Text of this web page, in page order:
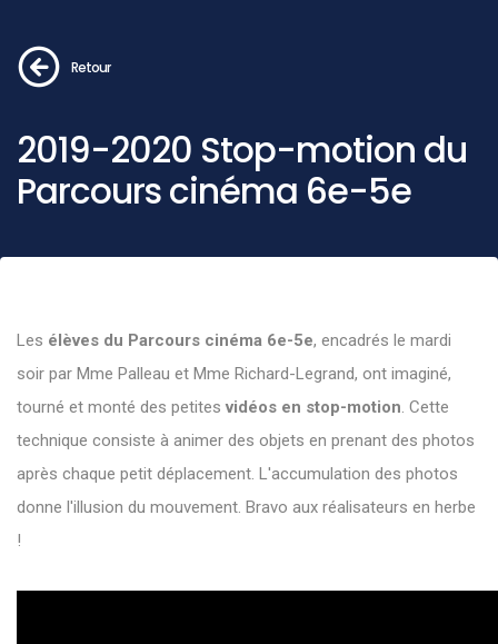
Retour
2019-2020 Stop-motion du
Parcours cinéma 6e-5e
Les élèves du Parcours cinéma 6e-5e, encadrés le mardi
soir par Mme Palleau et Mme Richard-Legrand, ont imaginé,
tourné et monté des petites vidéos en stop-motion. Cette
technique consiste à animer des objets en prenant des photos
après chaque petit déplacement. L'accumulation des photos
donne l'illusion du mouvement. Bravo aux réalisateurs en herbe
!